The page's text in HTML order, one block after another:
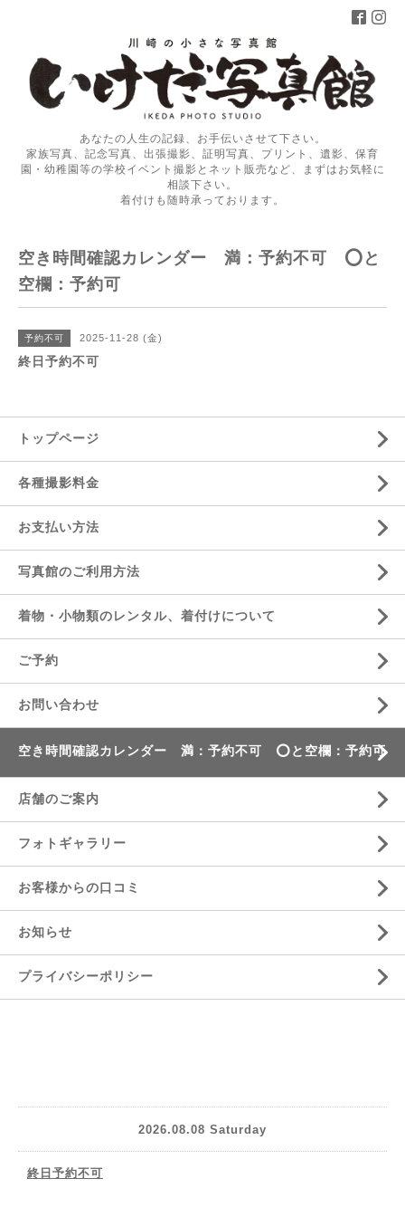
あなたの人生の記録、お手伝いさせて下さい。
家族写真、記念写真、出張撮影、証明写真、プリント、遺影、保育
園・幼稚園等の学校イベント撮影とネット販売など、まずはお気軽に
相談下さい。
着付けも随時承っております。
空き時間確認カレンダー 満：予約不可 ⭕️と
空欄：予約可
予約不可 2025-11-28 (金)
終日予約不可
トップページ
各種撮影料金
お支払い方法
写真館のご利用方法
着物・小物類のレンタル、着付けについて
ご予約
お問い合わせ
空き時間確認カレンダー 満：予約不可 ⭕️と空欄：予約可
店舗のご案内
フォトギャラリー
お客様からの口コミ
お知らせ
プライバシーポリシー
2026.08.08 Saturday
終日予約不可